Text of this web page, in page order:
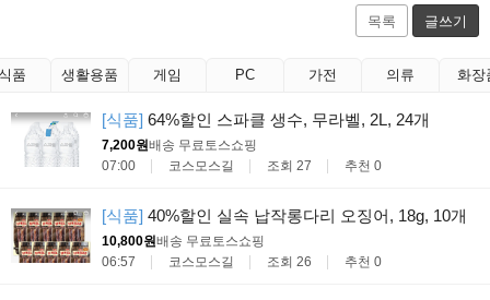
목록 글쓰기
품 생활용품 게임 PC 가전 의류 화장
[식품] 64%할인 스파클 생수, 무라벨, 2L, 24개
7,200원배송 무료 토스쇼핑
07:00
코스모스길 조회 27 추천 0
[식품] 40%할인 실속 납작롱다리 오징어, 18g, 10개
10,800원배송 무료 토스쇼핑
06:57
코스모스길 조회 26 추천 0